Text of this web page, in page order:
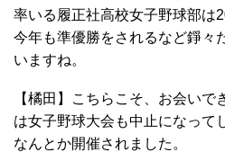
率いる履正社高校女子野球部は
今年も準優勝をされるなど錚々
いますね。
【橘田】こちらこそ、お会い
は女子野球大会も中止になって
なんとか開催されました。